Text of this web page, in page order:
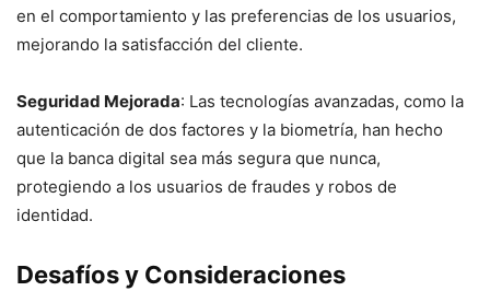
en el comportamiento y las preferencias de los usuarios,
mejorando la satisfacción del cliente.
Seguridad Mejorada: Las tecnologías avanzadas, como la
autenticación de dos factores y la biometría, han hecho
que la banca digital sea más segura que nunca,
protegiendo a los usuarios de fraudes y robos de
identidad.
Desafíos y Consideraciones